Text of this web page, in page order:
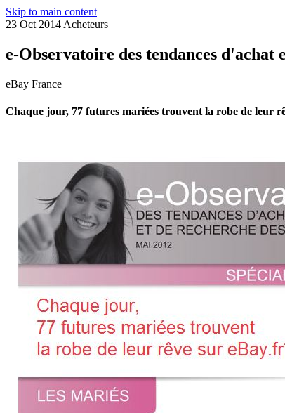
Skip to main content
23 Oct 2014 Acheteurs
e-Observatoire des tendances d'achat
eBay France
Chaque jour, 77 futures mariées trouvent la robe de leur